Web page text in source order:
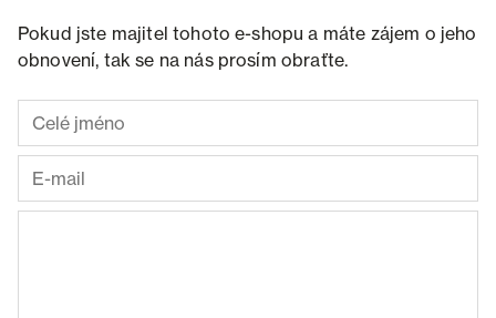
Pokud jste majitel tohoto e-shopu a máte zájem o jeho
obnovení, tak se na nás prosím obraťte.